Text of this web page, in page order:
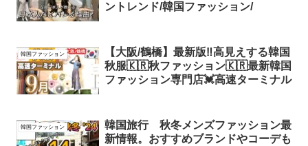
ントレンド/韓国ファッション/
韓国ファッション
【大阪/鶴橋】最新版‼️高見えする韓国
秋服🇰🇷秋ファッション🇰🇷最新韓国
ファッション専門店💓高速ターミナル
韓国ファッション
韓国旅行 秋冬メンズファッション最
新情報。おすすめブランドやコーデも